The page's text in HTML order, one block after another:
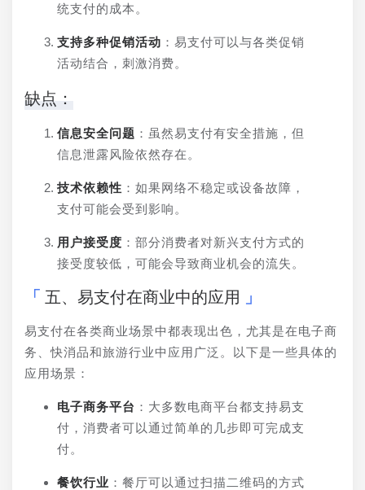
统支付的成本。
支持多种促销活动 ：易支付可以与各类促销
活动结合，刺激消费。
缺点：
信息安全问题 ：虽然易支付有安全措施，但
信息泄露风险依然存在。
技术依赖性 ：如果网络不稳定或设备故障，
支付可能会受到影响。
用户接受度 ：部分消费者对新兴支付方式的
接受度较低，可能会导致商业机会的流失。
五、易支付在商业中的应用
易支付在各类商业场景中都表现出色，尤其是在电子商
务、快消品和旅游行业中应用广泛。以下是一些具体的
应用场景：
电子商务平台 ：大多数电商平台都支持易支
付，消费者可以通过简单的几步即可完成支
付。
餐饮行业 ：餐厅可以通过扫描二维码的方式